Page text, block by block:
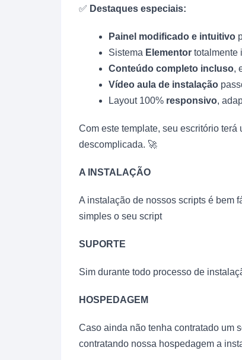
✅ Destaques especiais:
Painel modificado e intuitivo
Sistema Elementor totalmente
Conteúdo completo incluso,
Vídeo aula de instalação
Layout 100% responsivo,
Com este template, seu escritório terá
descomplicada. 🚀
A INSTALAÇÃO
A instalação de nossos scripts é bem
simples o seu script
SUPORTE
Sim durante todo processo de
HOSPEDAGEM
Caso ainda não tenha contratado um
contratando nossa hospedagem a